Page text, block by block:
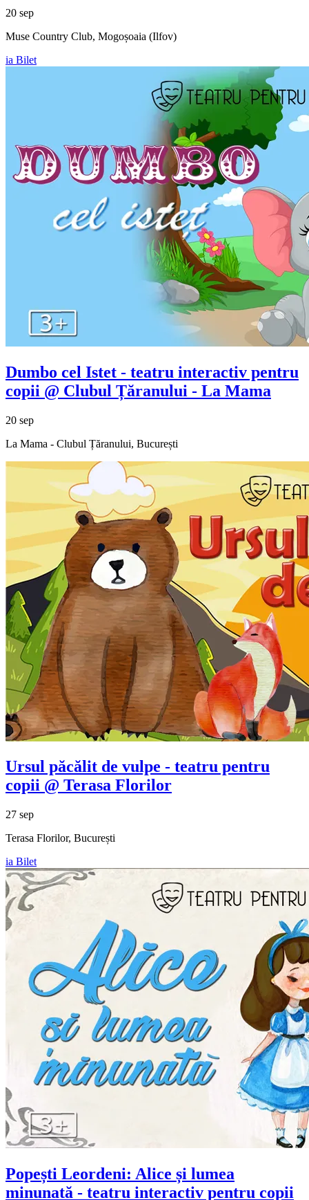
20 sep
Muse Country Club, Mogoșoaia (Ilfov)
ia Bilet
Dumbo cel Istet - teatru interactiv pentru
copii @ Clubul Țăranului - La Mama
20 sep
La Mama - Clubul Țăranului, București
Ursul păcălit de vulpe - teatru pentru
copii @ Terasa Florilor
27 sep
Terasa Florilor, București
ia Bilet
Popești Leordeni: Alice și lumea
minunată - teatru interactiv pentru copii